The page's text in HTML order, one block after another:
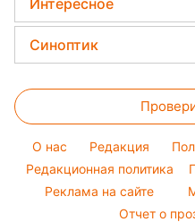
Алла Пугачева
Максим Галкин
Виталий Козловский
София Ротару
Новости Днепра
Новости Тернополя
Новости Житомира
Новости Одессы
Новости Харькова
Новости Полтавы
Новости Сум
Комнатные растения
Все о сале
Салаты
Простые блюда
Легкие десерты
Праздничное меню
Интересное
Головоломки
Тесты по картинке
Оптические иллюзии
Народные приметы
Все о шоу-бизнесе
Синоптик
Магнитные бури
Погода на сегодня
Погода на завтра
Пылевая буря
O нас Редакция
Редакционная политика
Реклама на сайте
Отчет о